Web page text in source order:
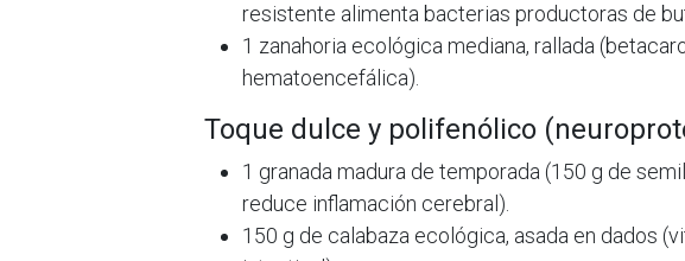
resistente alimenta bacterias productoras de
1 zanahoria ecológica mediana, rallada
hematoencefálica).
Toque dulce y polifenólico
1 granada madura de temporada (150 g de
reduce inflamación cerebral).
150 g de calabaza ecológica, asada en dados